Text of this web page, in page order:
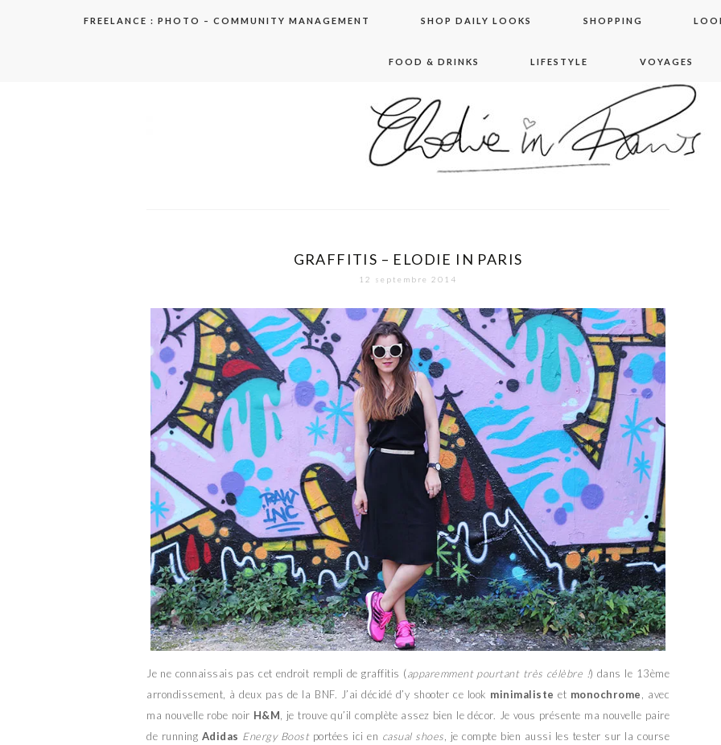
FREELANCE : PHOTO – COMMUNITY MANAGEMENT SHOP DAILY LOOKS SHOPPING
FOOD & DRINKS LIFESTYLE VOYAGES
elodie in paris
GRAFFITIS – ELODIE IN PARIS
12 septembre 2014
Je ne connaissais pas cet endroit rempli de graffitis (apparemment pourtant très célèbre !) dans le 13ème
arrondissement, à deux pas de la BNF. J’ai décidé d’y shooter ce look minimaliste et monochrome, avec
ma nouvelle robe noir H&M, je trouve qu’il complète assez bien le décor. Je vous présente ma nouvelle paire
de running Adidas Energy Boostportées ici en casual shoes, je compte bien aussi les tester sur la course